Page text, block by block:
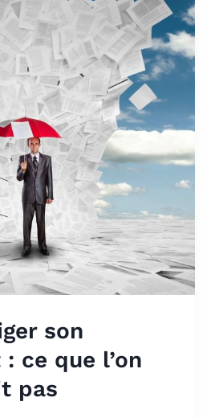
son
ce que l’on
pas